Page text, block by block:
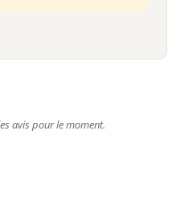
avis pour le moment.